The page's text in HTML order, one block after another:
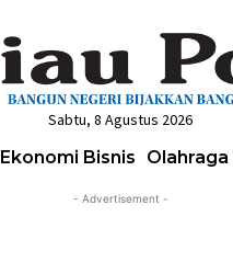
Sabtu, 8 Agustus 2026
Ekonomi Bisnis Olahraga
- Advertisement -